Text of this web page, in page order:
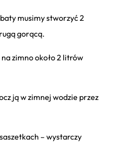
musimy stworzyć 2
gorącą.
zimno około 2 litrów
ją w zimnej wodzie przez
– wystarczy